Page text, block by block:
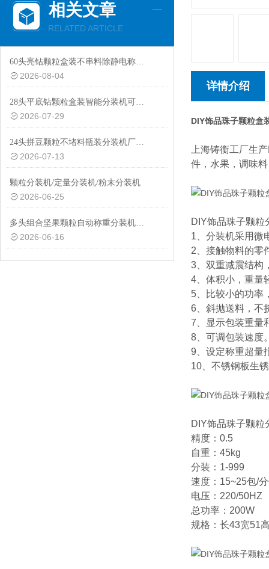
相关文章
RELATED ARTICLE
60头亮钻颗粒盒装不串料除静电称重分装机非标定制
2026-08-04
28头平底钻颗粒盒装智能分装机可替换瓶装模具
2026-07-29
24头拼豆颗粒不堵料瓶装分装机厂家热推
2026-07-13
颗粒分装机/定量分装机/粉末分装机
2026-06-25
多头组合坚果颗粒自动称重分装机厂家定制
2026-06-16
详情介绍
DIY饰品珠子颗粒盒
上海铸衡工厂生
件，水果，调味
DIY饰品珠子颗粒
1、分装机采用微
2、接触物料的零
3、双重减震结构
4、体积小，重量
5、比较小的功率
6、斜抛送料，不
7、显示包装重量
8、可调包装速度
9、设定称重超量
10、不锈钢板生
DIY饰品珠子颗
精度：0.5
自重：45kg
分装：1-999
速度：15~25包/
电压：220/50HZ
总功率：200W
规格：长43宽51